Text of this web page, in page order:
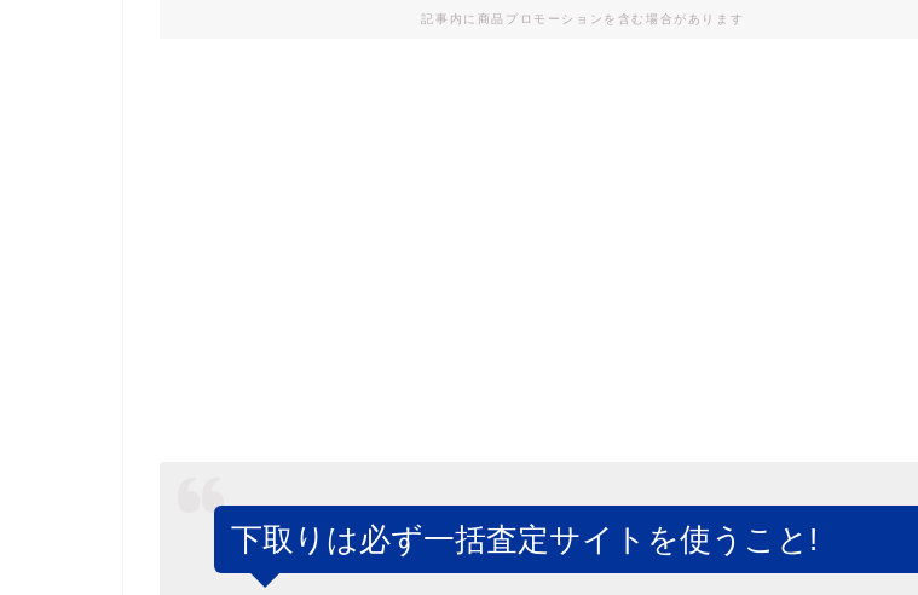
記事内に商品プロモーションを含む場合があります
下取りは必ず一括査定サイトを使うこと!